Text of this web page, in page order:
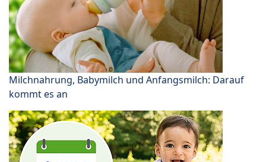
Milchnahrung, Babymilch und Anfangsmilch: Darauf
kommt es an